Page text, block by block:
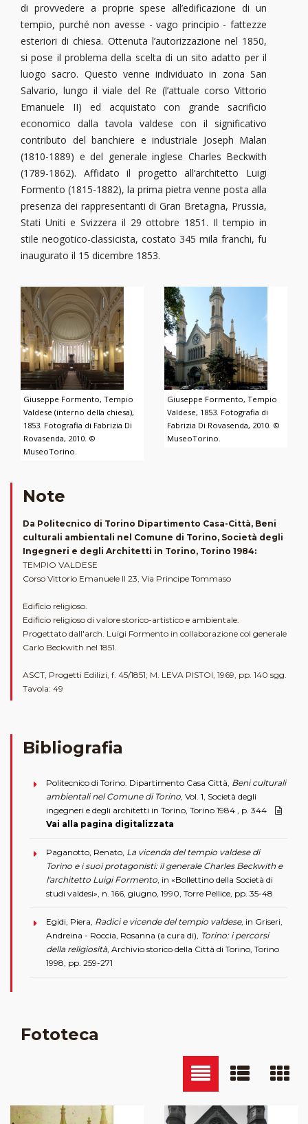
di provvedere a proprie spese all’edificazione di un
tempio, purché non avesse - vago principio - fattezze
esteriori di chiesa. Ottenuta l’autorizzazione nel 1850,
si pose il problema della scelta di un sito adatto per il
luogo sacro. Questo venne individuato in zona San
Salvario, lungo il viale del Re (l’attuale corso Vittorio
Emanuele II) ed acquistato con grande sacrificio
economico dalla tavola valdese con il significativo
contributo del banchiere e industriale Joseph Malan
(1810-1889) e del generale inglese Charles Beckwith
(1789-1862). Affidato il progetto all’architetto Luigi
Formento (1815-1882), la prima pietra venne posta alla
presenza dei rappresentanti di Gran Bretagna, Prussia,
Stati Uniti e Svizzera il 29 ottobre 1851. Il tempio in
stile neogotico-classicista, costato 345 mila franchi, fu
inaugurato il 15 dicembre 1853.
Giuseppe Formento, Tempio
Valdese (interno della chiesa),
1853. Fotografia di Fabrizia Di
Rovasenda, 2010. ©
MuseoTorino.
Giuseppe Formento, Tempio
Valdese, 1853. Fotografia di
Fabrizia Di Rovasenda, 2010. ©
MuseoTorino.
Note
Da Politecnico di Torino Dipartimento Casa-Città, Beni
culturali ambientali nel Comune di Torino, Società degli
Ingegneri e degli Architetti in Torino, Torino 1984:
TEMPIO VALDESE
Corso Vittorio Emanuele II 23, Via Principe Tommaso
Edificio religioso.
Edificio religioso di valore storico-artistico e ambientale.
Progettato dall'arch. Luigi Formento in collaborazione col generale
Carlo Beckwith nel 1851.
ASCT, Progetti Edilizi, f. 45/1851; M. LEVA PISTOI, 1969, pp. 140 sgg.
Tavola: 49
Bibliografia
Politecnico di Torino. Dipartimento Casa Città, Beni culturali
ambientali nel Comune di Torino, Vol. 1, Società degli
ingegneri e degli architetti in Torino, Torino 1984 , p. 344
Vai alla pagina digitalizzata
Paganotto, Renato, La vicenda del tempio valdese di
Torino e i suoi protagonisti: il generale Charles Beckwith e
l'architetto Luigi Formento, in «Bollettino della Società di
studi valdesi», n. 166, giugno, 1990, Torre Pellice, pp. 35-48
Egidi, Piera, Radici e vicende del tempio valdese, in Griseri,
Andreina - Roccia, Rosanna (a cura di), Torino: i percorsi
della religiosità, Archivio storico della Città di Torino, Torino
1998, pp. 259-271
Fototeca